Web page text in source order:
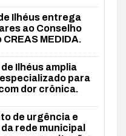
Ilhéus entrega
ao Conselho
MEDIDA.
Ilhéus amplia
para
dor crônica.
de urgência e
rede municipal